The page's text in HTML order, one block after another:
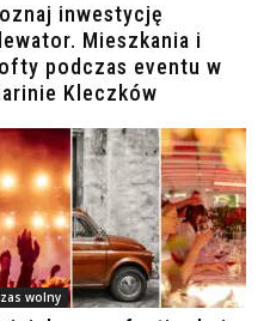
inwestycję
Mieszkania i
podczas eventu w
Kleczków
wolny